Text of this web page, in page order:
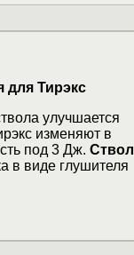
Тирэкс
улучшается
изменяют в
под 3 Дж. Ствол
в виде глушителя